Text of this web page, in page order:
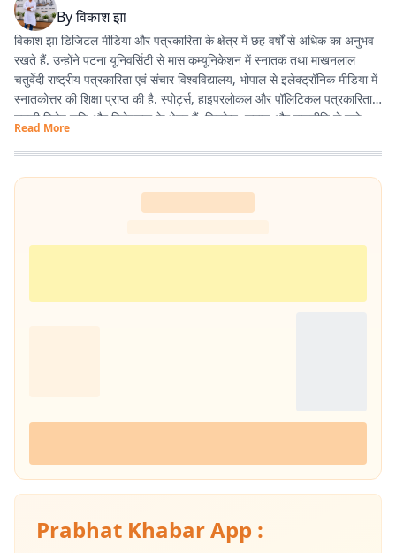
Byविकाश झा
विकाश झा डिजिटल मीडिया और पत्रकारिता के क्षेत्र में छह वर्षों से अधिक का अनुभव
रखते हैं. उन्होंने पटना यूनिवर्सिटी से मास कम्यूनिकेशन में स्नातक तथा माखनलाल
चतुर्वेदी राष्ट्रीय पत्रकारिता एवं संचार विश्वविद्यालय, भोपाल से इलेक्ट्रॉनिक मीडिया में
स्नातकोत्तर की शिक्षा प्राप्त की है. स्पोर्ट्स, हाइपरलोकल और पॉलिटिकल पत्रकारिता
उनकी विशेष रुचि और विशेषज्ञता के क्षेत्र हैं. क्रिकेट, समाज और राजनीति से जुड़े
विषयों पर उनकी विशेष पकड़ है. वे तथ्य आधारित, प्रभावशाली और पाठक-केंद्रित
कंटेंट तैयार करने में रुचि रखते हैं.
Read More
Prabhat Khabar App :